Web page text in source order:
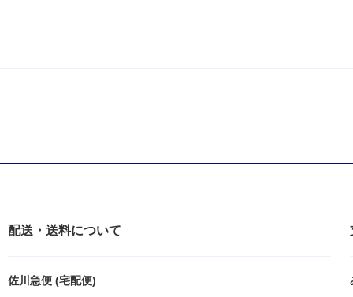
配送・送料について
佐川急便 (宅配便)